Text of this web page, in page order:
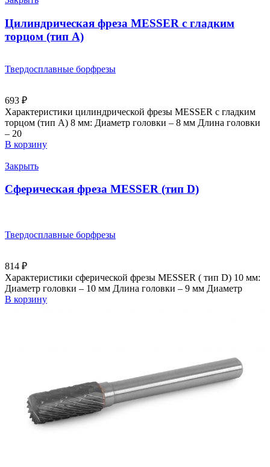
Цилиндрическая фреза MESSER с гладким
торцом (тип A)
Твердосплавные борфрезы
693 ₽
Характеристики цилиндрической фрезы MESSER с гладким
торцом (тип А) 8 мм: Диаметр головки – 8 мм Длина головки
– 20
В корзину
Закрыть
Сферическая фреза MESSER (тип D)
Твердосплавные борфрезы
814 ₽
Характеристики сферической фрезы MESSER ( тип D) 10 мм:
Диаметр головки – 10 мм Длина головки – 9 мм Диаметр
В корзину